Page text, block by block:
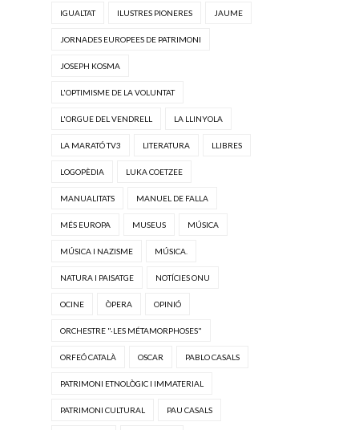
IGUALTAT ILUSTRES PIONERES JAUME
JORNADES EUROPEES DE PATRIMONI
JOSEPH KOSMA
L'OPTIMISME DE LA VOLUNTAT
L'ORGUE DEL VENDRELL LA LLINYOLA
LA MARATÓ TV3 LITERATURA LLIBRES
LOGOPÈDIA LUKA COETZEE
MANUALITATS MANUEL DE FALLA
MÉS EUROPA MUSEUS MÚSICA
MÚSICA I NAZISME MÚSICA.
NATURA I PAISATGE NOTÍCIES ONU
OCINE ÒPERA OPINIÓ
ORCHESTRE "·LES MÉTAMORPHOSES"
ORFEÓ CATALÀ OSCAR PABLO CASALS
PATRIMONI ETNOLÒGIC I IMMATERIAL
PATRIMONI CULTURAL PAU CASALS